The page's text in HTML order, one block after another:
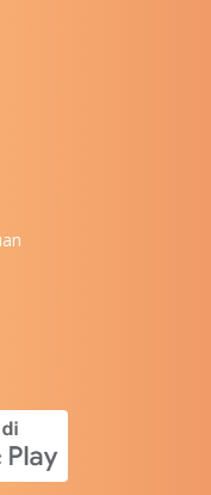
NEGERI KHAIRUN
NEGERI MANADO
NEGERI MEDAN
NEGERI PADANG
NUSA CENDANA
PADJADJARAN